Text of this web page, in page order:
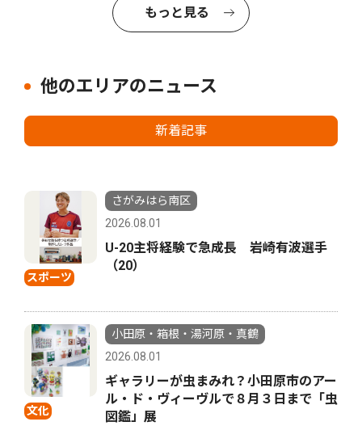
もっと見る
他のエリアのニュース
新着記事
スポーツ
さがみはら南区
2026.08.01
U-20主将経験で急成長 岩崎有波選手
（20）
文化
小田原・箱根・湯河原・真鶴
2026.08.01
ギャラリーが虫まみれ？小田原市のアー
ル・ド・ヴィーヴルで８月３日まで「虫
図鑑」展